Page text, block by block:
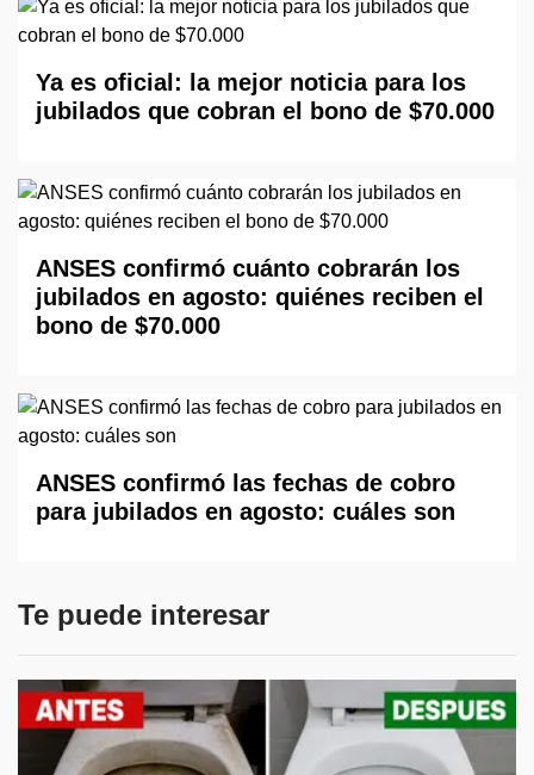
Ya es oficial: la mejor noticia para los
jubilados que cobran el bono de $70.000
ANSES confirmó cuánto cobrarán los
jubilados en agosto: quiénes reciben el
bono de $70.000
ANSES confirmó las fechas de cobro
para jubilados en agosto: cuáles son
Te puede interesar